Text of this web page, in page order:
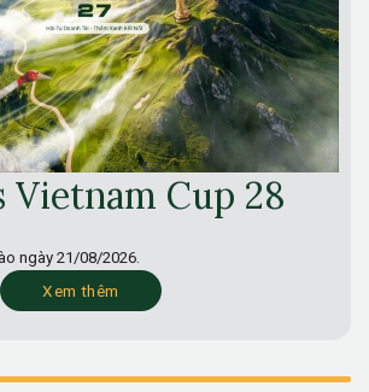
Vietnam Cup 28
ngày 21/08/2026.
Xem thêm